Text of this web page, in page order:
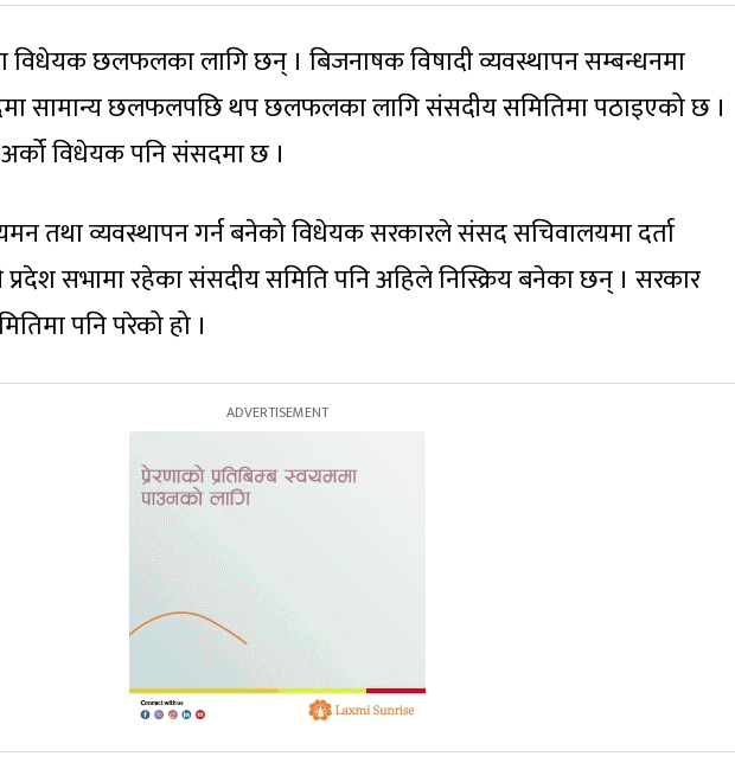
छलफलका लागि छन् । बिजनाषक विषादी व्यवस्थापन सम्बन्धनमा
सामान्य छलफलपछि थप छलफलका लागि संसदीय समितिमा पठाइएको छ ।
अर्को विधेयक पनि संसदमा छ ।
तथा व्यवस्थापन गर्न बनेको विधेयक सरकारले संसद सचिवालयमा दर्ता
सभामा रहेका संसदीय समिति पनि अहिले निस्क्रिय बनेका छन् । सरकार
पनि परेको हो ।